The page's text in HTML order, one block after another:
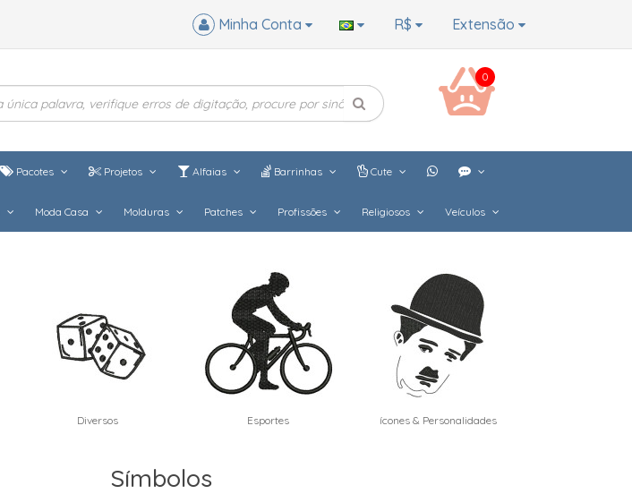
Extensão
R$
Minha Conta
0
Pacotes Projetos Alfaias Barrinhas Cute
Moda Casa Molduras Patches Profissões Religiosos Veículos
Diversos Esportes ícones & Personalidades
Símbolos